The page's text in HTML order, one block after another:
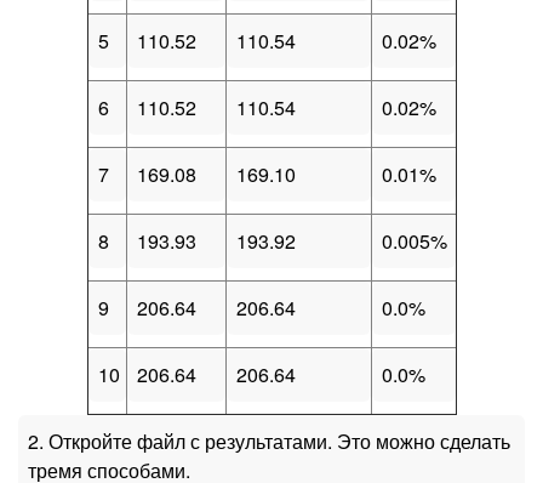
5 110.52 110.54 0.02%
6 110.52 110.54 0.02%
7 169.08 169.10 0.01%
8 193.93 193.92 0.005%
9 206.64 206.64 0.0%
10 206.64 206.64 0.0%
2. Откройте файл с результатами. Это можно сделать
тремя способами.